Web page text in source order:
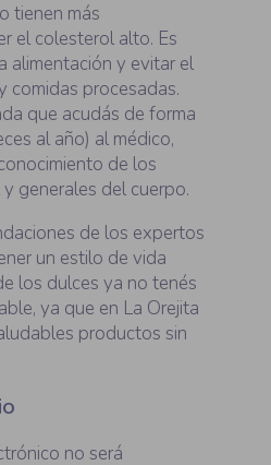
tienen más
el colesterol alto. Es
alimentación y evitar el
comidas procesadas.
que acudás de forma
al año) al médico,
de los
generales del cuerpo.
de los expertos
un estilo de vida
los dulces ya no tenés
ya que en La Orejita
productos sin
no será